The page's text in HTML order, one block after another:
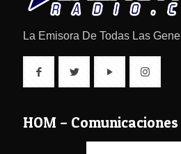
La Emisora De Todas Las
HOM –